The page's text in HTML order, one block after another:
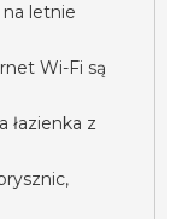
letnie
Wi-Fi są
łazienka z